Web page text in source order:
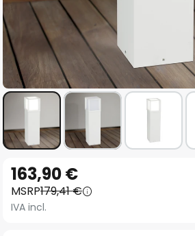
all'inizio
della
galleria
163,90 €
MSRP179,41 €
IVA incl.